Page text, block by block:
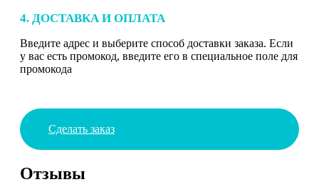
4. ДОСТАВКА И ОПЛАТА
Введите адрес и выберите способ доставки заказа. Если
у вас есть промокод, введите его в специальное поле для
промокода
Сделать заказ
Отзывы